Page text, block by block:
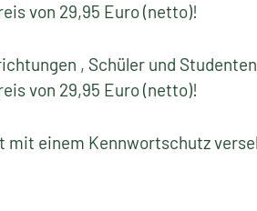
von 29,95 Euro (netto)!
, Schüler und Studenten
von 29,95 Euro (netto)!
mit einem Kennwortschutz